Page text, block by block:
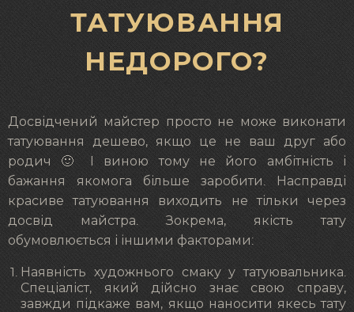
ТАТУЮВАННЯ
НЕДОРОГО?
Досвідчений майстер просто не може виконати
татуювання дешево, якщо це не ваш друг або
родич 🙂 І виною тому не його амбітність і
бажання якомога більше заробити. Насправді
красиве татуювання виходить не тільки через
досвід майстра. Зокрема, якість тату
обумовлюється і іншими факторами:
Наявність художнього смаку у татуювальника.
Спеціаліст, який дійсно знає свою справу,
завжди підкаже вам, якщо наносити якесь тату